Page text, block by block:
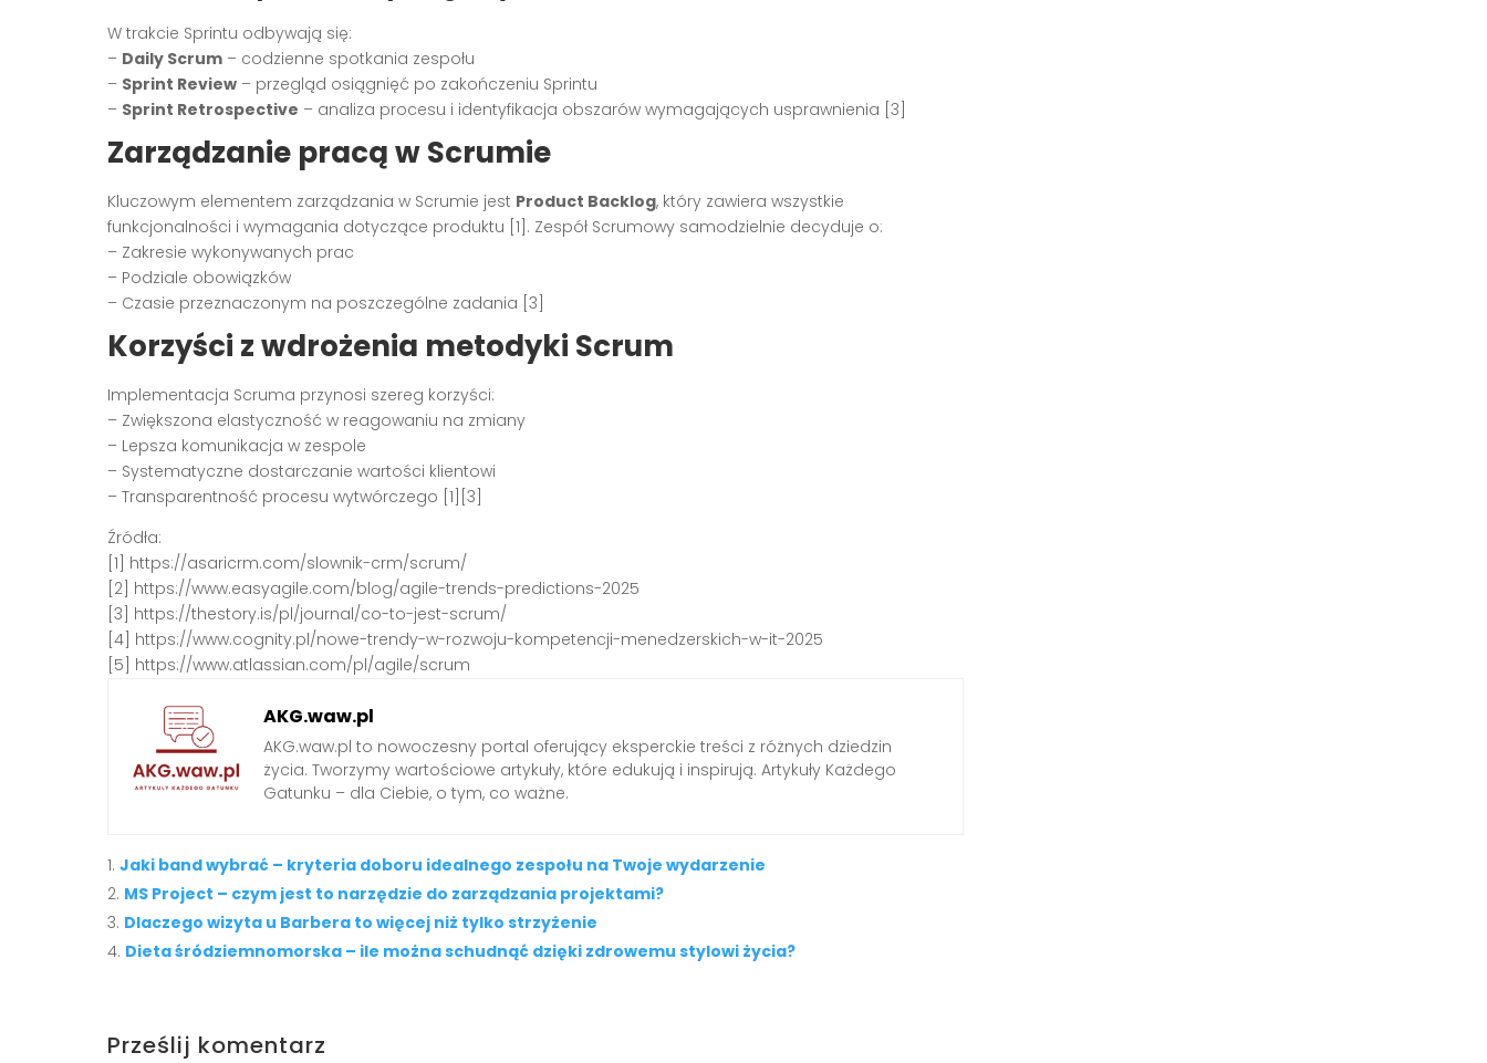
W trakcie Sprintu odbywają się:
– Daily Scrum – codzienne spotkania zespołu
– Sprint Review – przegląd osiągnięć po zakończeniu Sprintu
– Sprint Retrospective – analiza procesu i identyfikacja obszarów wymagających usprawnienia [3]
Zarządzanie pracą w Scrumie
Kluczowym elementem zarządzania w Scrumie jest Product Backlog, który zawiera wszystkie
funkcjonalności i wymagania dotyczące produktu [1]. Zespół Scrumowy samodzielnie decyduje o:
– Zakresie wykonywanych prac
– Podziale obowiązków
– Czasie przeznaczonym na poszczególne zadania [3]
Korzyści z wdrożenia metodyki Scrum
Implementacja Scruma przynosi szereg korzyści:
– Zwiększona elastyczność w reagowaniu na zmiany
– Lepsza komunikacja w zespole
– Systematyczne dostarczanie wartości klientowi
– Transparentność procesu wytwórczego [1][3]
Źródła:
[1] https://asaricrm.com/slownik-crm/scrum/
[2] https://www.easyagile.com/blog/agile-trends-predictions-2025
[3] https://thestory.is/pl/journal/co-to-jest-scrum/
[4] https://www.cognity.pl/nowe-trendy-w-rozwoju-kompetencji-menedzerskich-w-it-2025
[5] https://www.atlassian.com/pl/agile/scrum
AKG.waw.pl
AKG.waw.pl to nowoczesny portal oferujący eksperckie treści z różnych dziedzin
życia. Tworzymy wartościowe artykuły, które edukują i inspirują. Artykuły Każdego
Gatunku – dla Ciebie, o tym, co ważne.
Jaki band wybrać – kryteria doboru idealnego zespołu na Twoje wydarzenie
MS Project – czym jest to narzędzie do zarządzania projektami?
Dlaczego wizyta u Barbera to więcej niż tylko strzyżenie
Dieta śródziemnomorska – ile można schudnąć dzięki zdrowemu stylowi życia?
Prześlij komentarz